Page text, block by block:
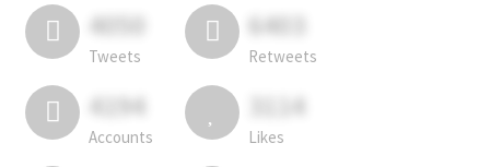
4050
Tweets
6403
Retweets
4194
Accounts
3114
Likes